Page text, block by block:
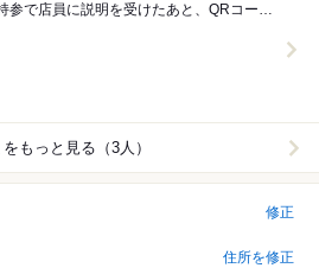
もっと見る（3人）
修正
住所を修正